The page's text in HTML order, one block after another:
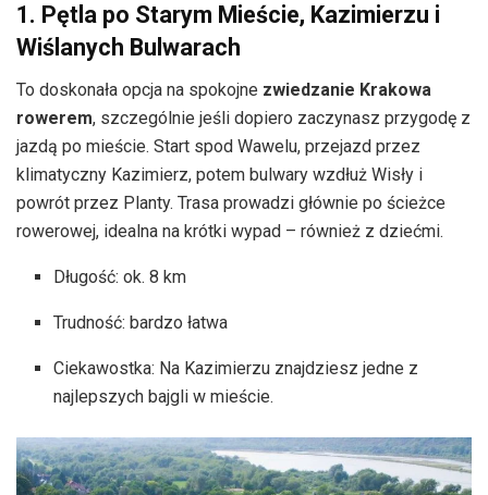
1. Pętla po Starym Mieście, Kazimierzu i
Wiślanych Bulwarach
To doskonała opcja na spokojne zwiedzanie Krakowa
rowerem, szczególnie jeśli dopiero zaczynasz przygodę z
jazdą po mieście. Start spod Wawelu, przejazd przez
klimatyczny Kazimierz, potem bulwary wzdłuż Wisły i
powrót przez Planty. Trasa prowadzi głównie po ścieżce
rowerowej, idealna na krótki wypad – również z dziećmi.
Długość: ok. 8 km
Trudność: bardzo łatwa
Ciekawostka: Na Kazimierzu znajdziesz jedne z
najlepszych bajgli w mieście.